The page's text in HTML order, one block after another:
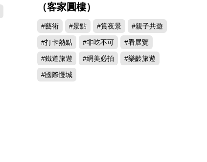
（客家圓樓）
#藝術 #景點 #賞夜景 #親子共遊
#打卡熱點 #非吃不可 #看展覽
#鐵道旅遊 #網美必拍 #樂齡旅遊
#國際慢城